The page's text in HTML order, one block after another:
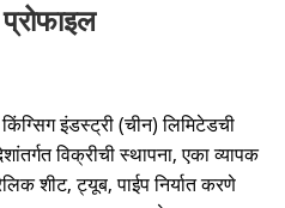
इंडस्ट्री (चीन) लिमिटेडची
विक्रीची स्थापना, एका व्यापक
शीट, ट्यूब, पाईप निर्यात करणे